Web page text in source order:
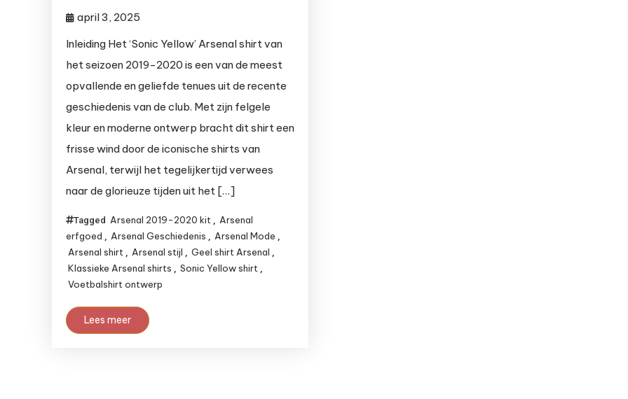
april 3, 2025
Inleiding Het ‘Sonic Yellow’ Arsenal shirt van
het seizoen 2019-2020 is een van de meest
opvallende en geliefde tenues uit de recente
geschiedenis van de club. Met zijn felgele
kleur en moderne ontwerp bracht dit shirt een
frisse wind door de iconische shirts van
Arsenal, terwijl het tegelijkertijd verwees
naar de glorieuze tijden uit het […]
Tagged Arsenal 2019-2020 kit , Arsenal
erfgoed , Arsenal Geschiedenis , Arsenal Mode ,
Arsenal shirt , Arsenal stijl , Geel shirt Arsenal ,
Klassieke Arsenal shirts , Sonic Yellow shirt ,
Voetbalshirt ontwerp
Lees meer